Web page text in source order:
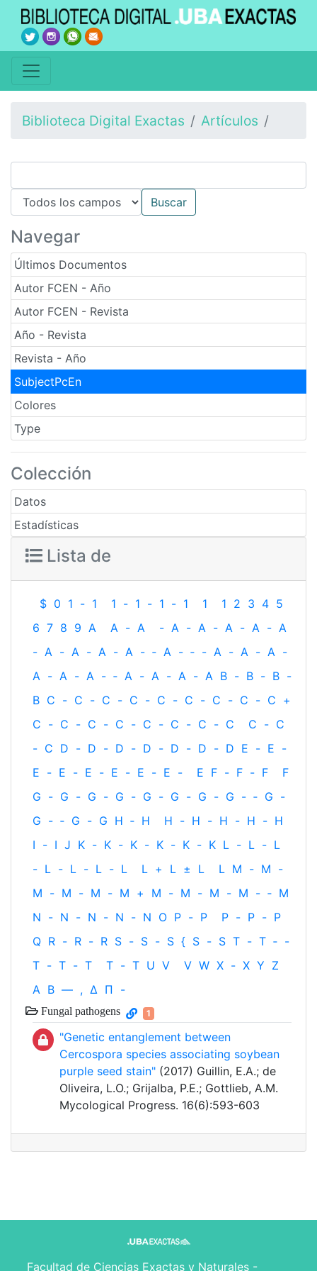
Biblioteca Digital Exactas Artículos
Navegar
Últimos Documentos
Autor FCEN - Año
Autor FCEN - Revista
Año - Revista
Revista - Año
SubjectPcEn
Colores
Type
Colección
Datos
Estadísticas
Lista de
$ 0 1 - 1 1 - 1 - 1 - 1 1 1 2 3 4 5
6 7 8 9 A A - A - A - A - A - A - A
- A - A - A - A - ‐ A - ‐ - A - A - A -
A - A - A - ‐ A - A - A - A B - B - B -
B C - C - C - C - C - C - C - C - C +
C - C - C - C - C - C - C - C C - C
- C D - D - D - D - D - D - D E - E -
E - E - E - E - E - E - E F - F - F
F
G - G - G - G - G - G - G - G - ‐ G -
G - ‐ G - G H ‐ H H - H - H - H - H
I - I J K - K - K - K - K - K L - L - L
- L - L - L - L L + L ± L L M - M -
M - M - M - M + M - M - M - M - ‐ M
N - N - N - N - N O P - P P - P - P
Q R - R - R S - S - S { S - S T - T ‐ -
T - T - T T - T U V V W X - X Y Z
Α Β — , Δ Π -
Fungal pathogens 1
"Genetic entanglement between
Cercospora species associating soybean
purple seed stain" (2017) Guillin, E.A.; de
Oliveira, L.O.; Grijalba, P.E.; Gottlieb, A.M.
Mycological Progress. 16(6):593-603
Facultad de Ciencias Exactas y Naturales -